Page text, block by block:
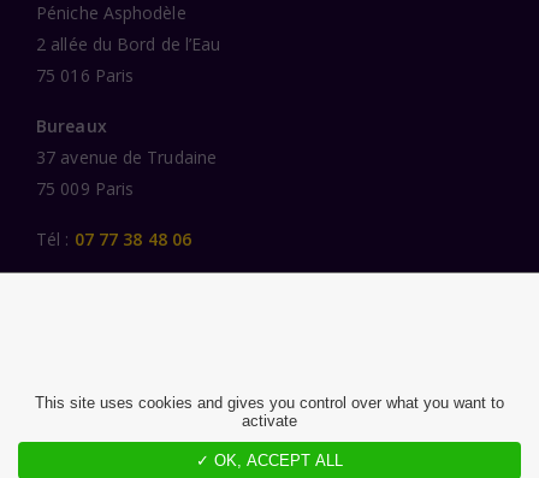
Péniche Asphodèle
2 allée du Bord de l’Eau
75 016 Paris
Bureaux
37 avenue de Trudaine
75 009 Paris
Tél : 07 77 38 48 06
DES FEMMES ET DES HOMMES ENGAGÉS
This site uses cookies and gives you control over what you want to
activate
✓ OK, ACCEPT ALL